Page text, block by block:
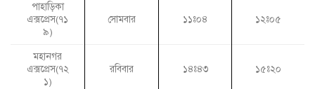
পাহাড়িকা
এক্সপ্রেস(৭১
৯)
সোমবার ১১ঃ০৪ ১২ঃ০৫
মহানগর
এক্সপ্রেস(৭২
১)
রবিবার ১৪ঃ৪৩ ১৫ঃ২০